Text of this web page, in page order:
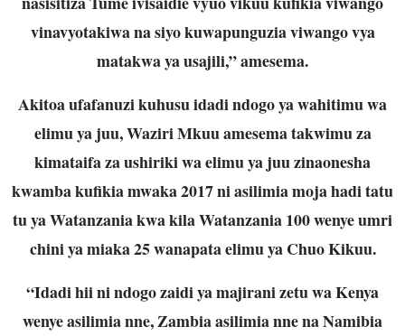
vinavyotakiwa na siyo kuwapunguzia viwango vya
matakwa ya usajili,” amesema.
Akitoa ufafanuzi kuhusu idadi ndogo ya wahitimu wa
elimu ya juu, Waziri Mkuu amesema takwimu za
kimataifa za ushiriki wa elimu ya juu zinaonesha
kwamba kufikia mwaka 2017 ni asilimia moja hadi tatu
tu ya Watanzania kwa kila Watanzania 100 wenye umri
chini ya miaka 25 wanapata elimu ya Chuo Kikuu.
“Idadi hii ni ndogo zaidi ya majirani zetu wa Kenya
wenye asilimia nne, Zambia asilimia nne na Namibia